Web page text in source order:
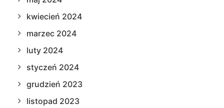
kwiecień 2024
marzec 2024
luty 2024
styczeń 2024
grudzień 2023
listopad 2023